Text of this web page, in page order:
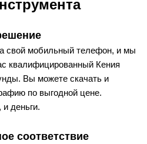
свой мобильный телефон, и мы
квалифицированный Кения
Вы можете скачать и
по выгодной цене.
деньги.
соответствие